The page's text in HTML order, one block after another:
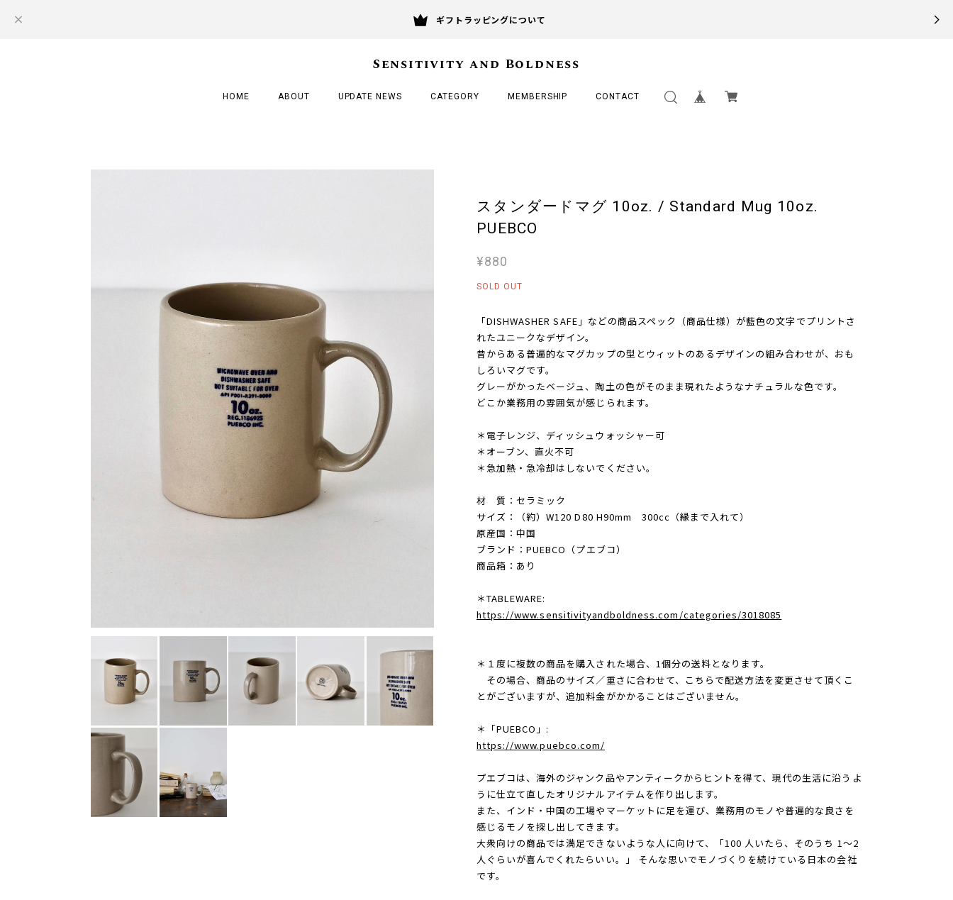
ギフトラッピングについて
Sensitivity and Boldness
HOME ABOUT UPDATE NEWS CATEGORY MEMBERSHIP CONTACT
スタンダードマグ 10oz. / Standard Mug 10oz.
PUEBCO
¥880
SOLD OUT
「DISHWASHER SAFE」などの商品スペック（商品仕様）が藍色の文字でプリントさ
れたユニークなデザイン。
昔からある普遍的なマグカップの型とウィットのあるデザインの組み合わせが、おも
しろいマグです。
グレーがかったベージュ、陶土の色がそのまま現れたようなナチュラルな色です。
どこか業務用の雰囲気が感じられます。
＊電子レンジ、ディッシュウォッシャー可
＊オーブン、直火不可
＊急加熱・急冷却はしないでください。
材 質：セラミック
サイズ：（約）W120 D80 H90mm 300cc（縁まで入れて）
原産国：中国
ブランド：PUEBCO（プエブコ）
商品箱：あり
＊TABLEWARE:
https://www.sensitivityandboldness.com/categories/3018085
＊１度に複数の商品を購入された場合、1個分の送料となります。
その場合、商品のサイズ／重さに合わせて、こちらで配送方法を変更させて頂くこ
とがございますが、追加料金がかかることはございません。
＊「PUEBCO」:
https://www.puebco.com/
プエブコは、海外のジャンク品やアンティークからヒントを得て、現代の生活に沿うよ
うに仕立て直したオリジナルアイテムを作り出します。
また、インド・中国の工場やマーケットに足を運び、業務用のモノや普遍的な良さを
感じるモノを探し出してきます。
大衆向けの商品では満足できないような人に向けて、「100 人いたら、そのうち 1～2
人ぐらいが喜んでくれたらいい。」 そんな思いでモノづくりを続けている日本の会社
です。